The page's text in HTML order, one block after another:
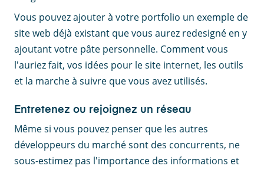
Vous pouvez ajouter à votre portfolio un exemple de
site web déjà existant que vous aurez redesigné en y
ajoutant votre pâte personnelle. Comment vous
l'auriez fait, vos idées pour le site internet, les outils
et la marche à suivre que vous avez utilisés.
Entretenez ou rejoignez un réseau
Même si vous pouvez penser que les autres
développeurs du marché sont des concurrents, ne
sous-estimez pas l'importance des informations et